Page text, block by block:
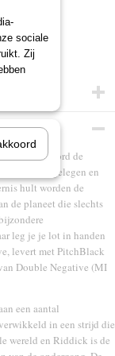
met aan boord de
op een afgelegen en
hult worden de
de planeet die slechts
leg je je lot in handen
levert met PitchBlack
Double Negative (MI
een aantal
in een strijd die
wereld en Riddick is de
sociale
Zij